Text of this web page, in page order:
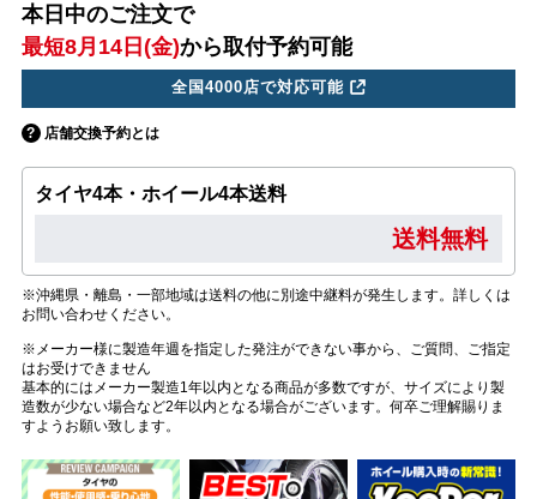
本日中のご注文で
最短8月14日(金)から取付予約可能
全国4000店で対応可能
店舗交換予約とは
タイヤ4本・ホイール4本送料
送料無料
※沖縄県・離島・一部地域は送料の他に別途中継料が発生します。詳しくは
お問い合わせください。
※メーカー様に製造年週を指定した発注ができない事から、ご質問、ご指定
はお受けできません
基本的にはメーカー製造1年以内となる商品が多数ですが、サイズにより製
造数が少ない場合など2年以内となる場合がございます。何卒ご理解賜りま
すようお願い致します。